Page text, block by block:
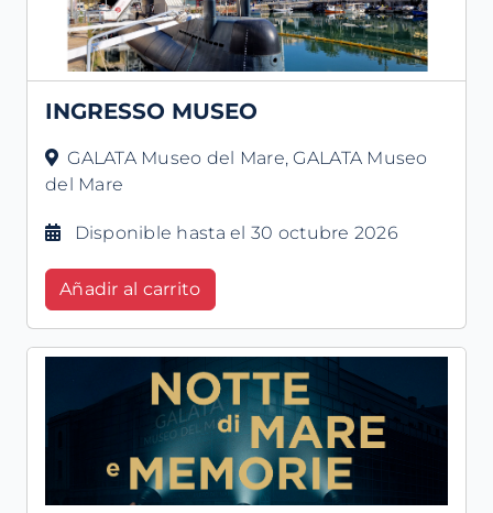
INGRESSO MUSEO
GALATA Museo del Mare, GALATA Museo
del Mare
Disponible hasta el 30 octubre 2026
Añadir al carrito